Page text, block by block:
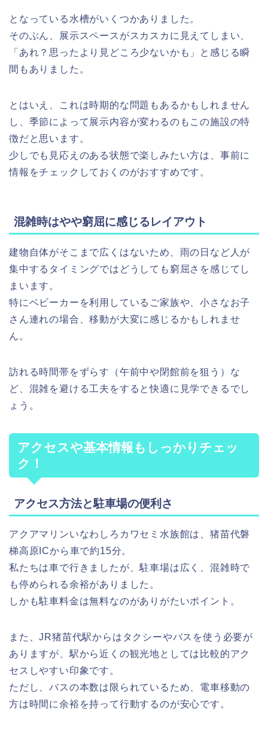
となっている水槽がいくつかありました。
そのぶん、展示スペースがスカスカに見えてしまい、
「あれ？思ったより見どころ少ないかも」と感じる瞬
間もありました。
とはいえ、これは時期的な問題もあるかもしれません
し、季節によって展示内容が変わるのもこの施設の特
徴だと思います。
少しでも見応えのある状態で楽しみたい方は、事前に
情報をチェックしておくのがおすすめです。
混雑時はやや窮屈に感じるレイアウト
建物自体がそこまで広くはないため、雨の日など人が
集中するタイミングではどうしても窮屈さを感じてし
まいます。
特にベビーカーを利用しているご家族や、小さなお子
さん連れの場合、移動が大変に感じるかもしれませ
ん。
訪れる時間帯をずらす（午前中や閉館前を狙う）な
ど、混雑を避ける工夫をすると快適に見学できるでし
ょう。
アクセスや基本情報もしっかりチェッ
ク！
アクセス方法と駐車場の便利さ
アクアマリンいなわしろカワセミ水族館は、猪苗代磐
梯高原ICから車で約15分。
私たちは車で行きましたが、駐車場は広く、混雑時で
も停められる余裕がありました。
しかも駐車料金は無料なのがありがたいポイント。
また、JR猪苗代駅からはタクシーやバスを使う必要が
ありますが、駅から近くの観光地としては比較的アク
セスしやすい印象です。
ただし、バスの本数は限られているため、電車移動の
方は時間に余裕を持って行動するのが安心です。